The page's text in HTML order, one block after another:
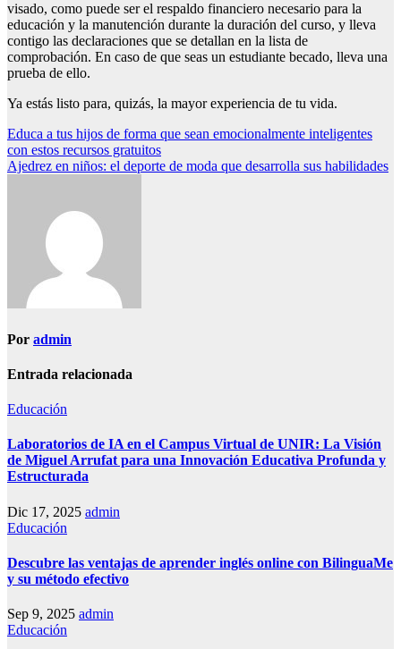
visado, como puede ser el respaldo financiero necesario para la
educación y la manutención durante la duración del curso, y lleva
contigo las declaraciones que se detallan en la lista de
comprobación. En caso de que seas un estudiante becado, lleva una
prueba de ello.
Ya estás listo para, quizás, la mayor experiencia de tu vida.
Navegación
de
Educa a tus hijos de forma que sean emocionalmente inteligentes
con estos recursos gratuitos
Ajedrez en niños: el deporte de moda que desarrolla sus habilidades
Por admin
Entrada relacionada
Educación
Laboratorios de IA en el Campus Virtual de UNIR: La Visión
de Miguel Arrufat para una Innovación Educativa Profunda y
Estructurada
Dic 17, 2025 admin
Educación
Descubre las ventajas de aprender inglés online con BilinguaMe
y su método efectivo
Sep 9, 2025 admin
Educación